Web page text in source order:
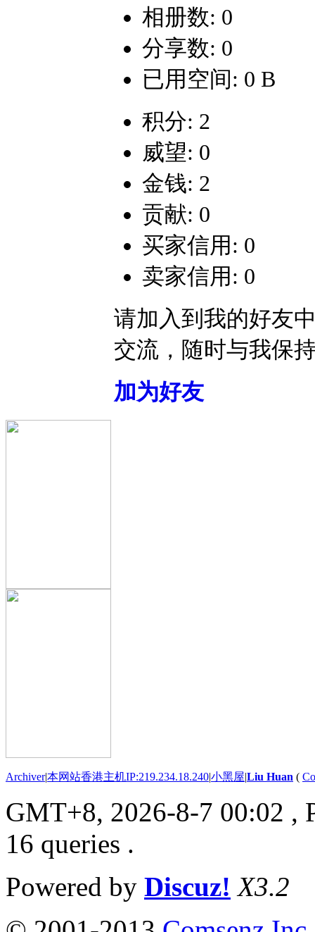
相册数: 0
分享数: 0
已用空间: 0 B
积分: 2
威望: 0
金钱: 2
贡献: 0
买家信用: 0
卖家信用: 0
请加入到我的好友
交流，随时与我保
加为好友
Archiver|本网站香港主机IP:219.234.18.240|小黑屋|Liu Huan (
GMT+8, 2026-8-7 00:02 ,
16 queries .
Powered by Discuz! X3.2